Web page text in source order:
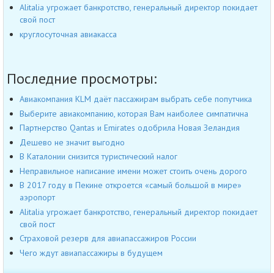
Alitalia угрожает банкротство, генеральный директор покидает
свой пост
круглосуточная авиакасса
Последние просмотры:
Авиакомпания KLM даёт пассажирам выбрать себе попутчика
Выберите авиакомпанию, которая Вам наиболее симпатична
Партнерство Qantas и Emirates одобрила Новая Зеландия
Дешево не значит выгодно
В Каталонии снизится туристический налог
Неправильное написание имени может стоить очень дорого
В 2017 году в Пекине откроется «самый большой в мире»
аэропорт
Alitalia угрожает банкротство, генеральный директор покидает
свой пост
Страховой резерв для авиапассажиров России
Чего ждут авиапассажиры в будущем